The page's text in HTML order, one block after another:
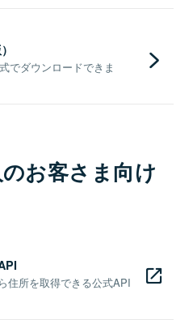
でダウンロードできま
お客さま向け
住所を取得できる公式API